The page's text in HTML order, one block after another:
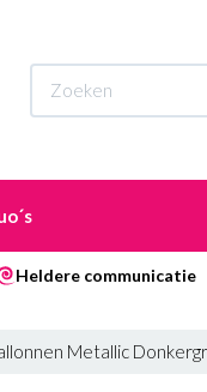
Heldere communicatie
Metallic